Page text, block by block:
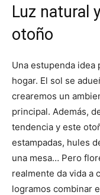
Luz natural
otoño
Una estupenda idea
hogar. El sol se
crearemos un
principal. Además,
tendencia y este
estampadas, hules
una mesa… Pero
realmente da vida a
logramos combinar